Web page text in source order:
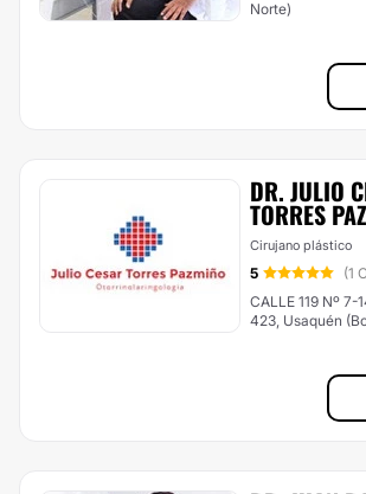
Norte)
DR. JULIO
TORRES
Cirujano plástico
5
(1
CALLE 119 Nº 7-
423, Usaquén